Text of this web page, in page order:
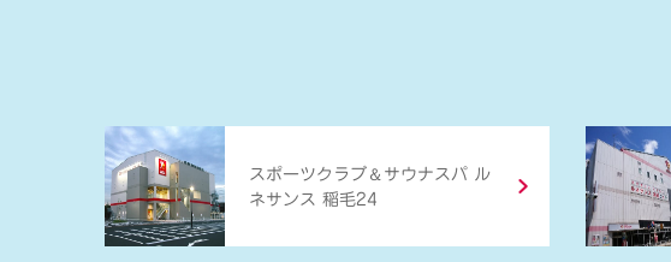
スポーツクラブ ＆ サウナスパ ル
ネサンス 稲毛24